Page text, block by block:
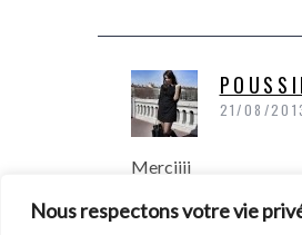
Nous respectons votre vie
21/08/
Merciiii